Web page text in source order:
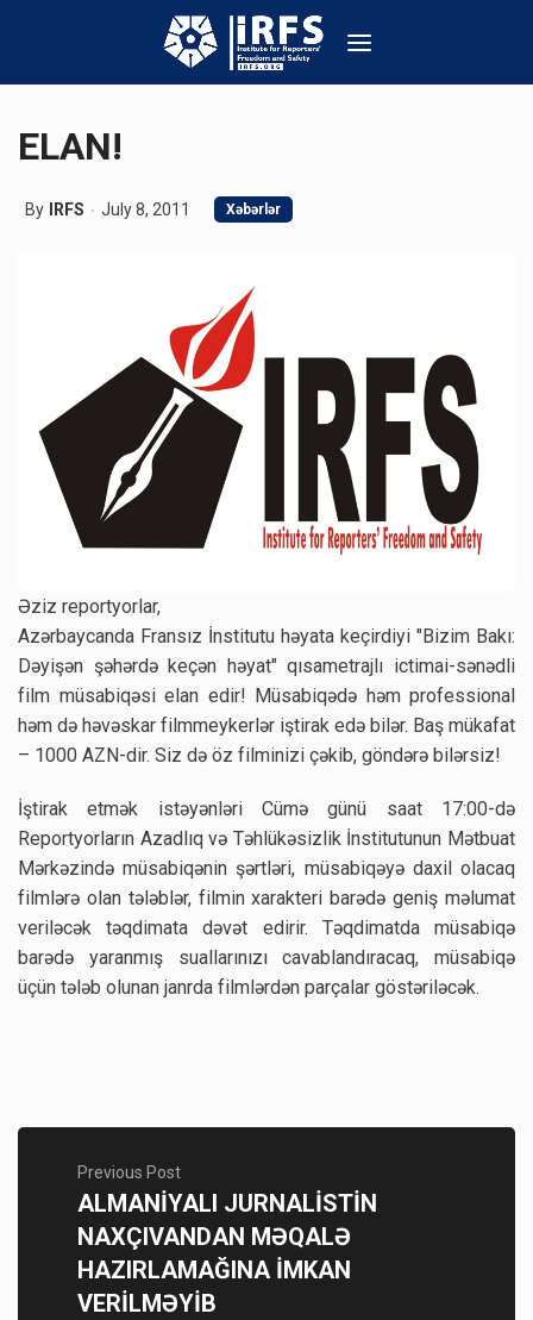
ELAN!
By IRFS July 8, 2011 Xəbərlər
Əziz reportyorlar,
Azərbaycanda Fransız İnstitutu həyata keçirdiyi "Bizim Bakı:
Dəyişən şəhərdə keçən həyat" qısametrajlı ictimai-sənədli
film müsabiqəsi elan edir! Müsabiqədə həm professional
həm də həvəskar filmmeykerlər iştirak edə bilər. Baş mükafat
– 1000 AZN-dir. Siz də öz filminizi çəkib, göndərə bilərsiz!
İştirak etmək istəyənləri Cümə günü saat 17:00-də
Reportyorların Azadlıq və Təhlükəsizlik İnstitutunun Mətbuat
Mərkəzində müsabiqənin şərtləri, müsabiqəyə daxil olacaq
filmlərə olan tələblər, filmin xarakteri barədə geniş məlumat
veriləcək təqdimata dəvət edirir. Təqdimatda müsabiqə
barədə yaranmış suallarınızı cavablandıracaq, müsabiqə
üçün tələb olunan janrda filmlərdən parçalar göstəriləcək.
Previous Post
ALMANİYALI JURNALİSTİN
NAXÇIVANDAN MƏQALƏ
HAZIRLAMAĞINA İMKAN
VERİLMƏYİB